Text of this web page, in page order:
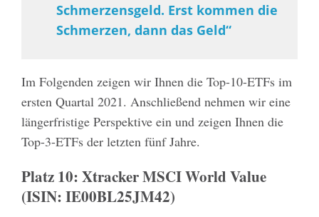
Schmerzensgeld. Erst kommen die
Schmerzen, dann das Geld“
Im Folgenden zeigen wir Ihnen die Top-10-ETFs im
ersten Quartal 2021. Anschließend nehmen wir eine
längerfristige Perspektive ein und zeigen Ihnen die
Top-3-ETFs der letzten fünf Jahre.
Platz 10: Xtracker MSCI World Value
(ISIN: IE00BL25JM42)